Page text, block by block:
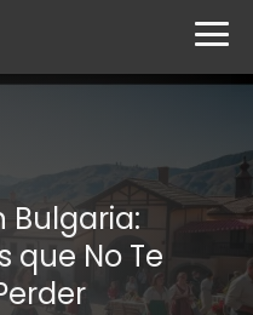
Bulgaria:
que No Te